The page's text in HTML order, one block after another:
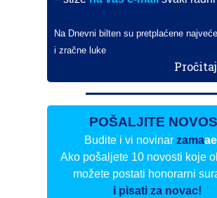
Na Dnevni bilten su pretplaćene
i zračne luke
POŠALJITE
Budite i vi novinar zama
Ako pošaljete 10 novosti koje
možete postati honorarni
i pisati za novac!